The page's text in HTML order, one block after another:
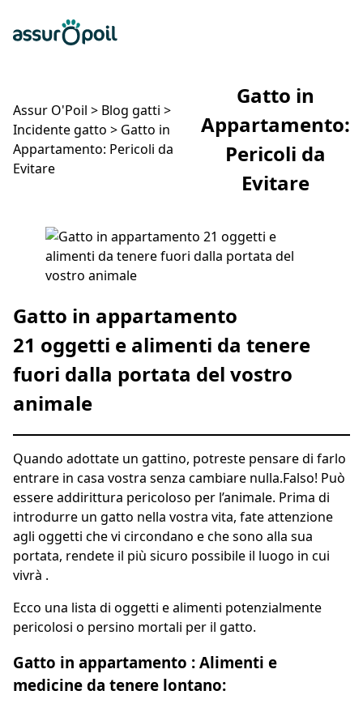
Assur O'Poil
Assur O'Poil > Blog gatti >
Incidente gatto > Gatto in
Appartamento: Pericoli da
Evitare
Gatto in
Appartamento:
Pericoli da
Evitare
Gatto in Appartamento: Pericoli da Evitare
Gatto in appartamento
21 oggetti e alimenti da tenere
fuori dalla portata del vostro
animale
Quando adottate un gattino, potreste pensare di farlo
entrare in casa vostra senza cambiare nulla.Falso! Può
essere addirittura pericoloso per l’animale. Prima di
introdurre un gatto nella vostra vita, fate attenzione
agli oggetti che vi circondano e che sono alla sua
portata, rendete il più sicuro possibile il luogo in cui
vivrà .
Ecco una lista di oggetti e alimenti potenzialmente
pericolosi o persino mortali per il gatto.
Gatto in appartamento : Alimenti e
medicine da tenere lontano: